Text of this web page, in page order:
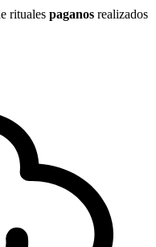
rituales paganos realizados